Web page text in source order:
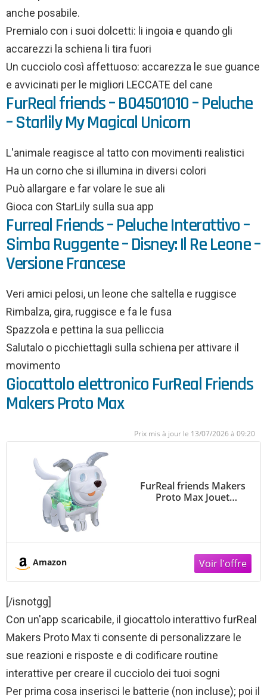
anche posabile.
Premialo con i suoi dolcetti: li ingoia e quando gli
accarezzi la schiena li tira fuori
Un cucciolo così affettuoso: accarezza le sue guance
e avvicinati per le migliori LECCATE del cane
FurReal friends – B04501010 – Peluche
– Starlily My Magical Unicorn
L'animale reagisce al tatto con movimenti realistici
Ha un corno che si illumina in diversi colori
Può allargare e far volare le sue ali
Gioca con StarLily sulla sua app
Furreal Friends – Peluche Interattivo –
Simba Ruggente – Disney: Il Re Leone –
Versione Francese
Veri amici pelosi, un leone che saltella e ruggisce
Rimbalza, gira, ruggisce e fa le fusa
Spazzola e pettina la sua pelliccia
Salutalo o picchiettagli sulla schiena per attivare il
movimento
Giocattolo elettronico FurReal Friends
Makers Proto Max
13/07/2026 à 09:20
FurReal friends Makers
Proto Max Jouet
Amazon
[/isnotgg]
Con un'app scaricabile, il giocattolo interattivo furReal
Makers Proto Max ti consente di personalizzare le
sue reazioni e risposte e di codificare routine
interattive per creare il cucciolo dei tuoi sogni
Per prima cosa inserisci le batterie (non incluse); poi il